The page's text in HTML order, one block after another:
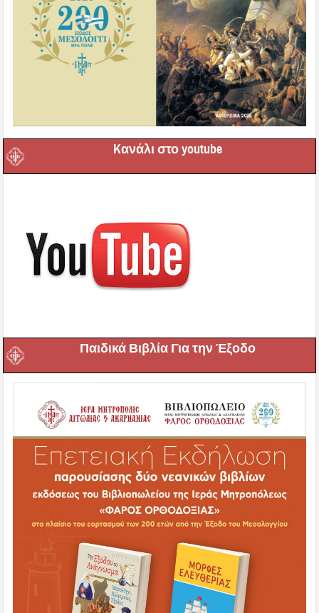
Kανάλι στο youtube
Παιδικά Βιβλία Για την Έξοδο